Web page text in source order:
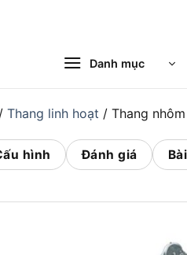
Danh mục
/ Thang linh hoạt / Thang
hình Đánh giá